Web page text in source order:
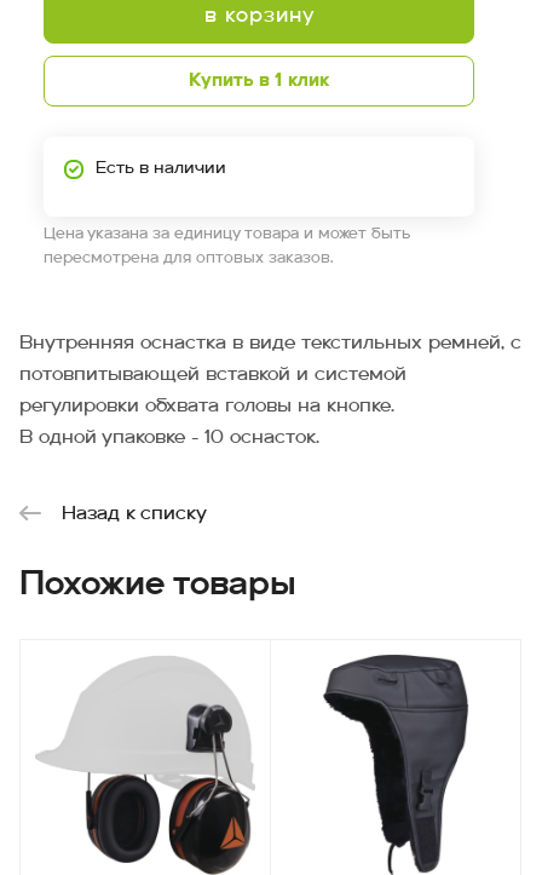
в корзину
Купить в 1 клик
Есть в наличии
Цена указана за единицу товара и может быть
пересмотрена для оптовых заказов.
Внутренняя оснастка в виде текстильных ремней, с
потовпитывающей вставкой и системой
регулировки обхвата головы на кнопке.
В одной упаковке - 10 оснасток.
Назад к списку
Похожие товары